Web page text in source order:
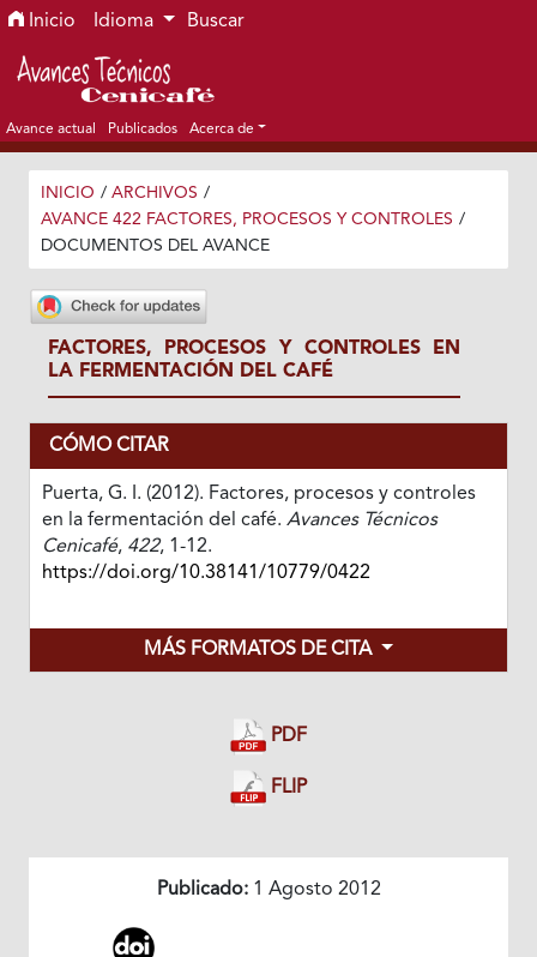
Ir al menú de navegación principal
Ir al contenido principal
Ir al pie de página del sitio
Inicio Idioma Buscar
Avance actual Publicados Acerca de
INICIO / ARCHIVOS /
AVANCE 422 FACTORES, PROCESOS Y CONTROLES /
DOCUMENTOS DEL AVANCE
FACTORES, PROCESOS Y CONTROLES EN
LA FERMENTACIÓN DEL CAFÉ
CÓMO CITAR
Puerta, G. I. (2012). Factores, procesos y controles
en la fermentación del café. Avances Técnicos
Cenicafé, 422, 1-12.
https://doi.org/10.38141/10779/0422
MÁS FORMATOS DE CITA
PDF
FLIP
Publicado:1 Agosto 2012